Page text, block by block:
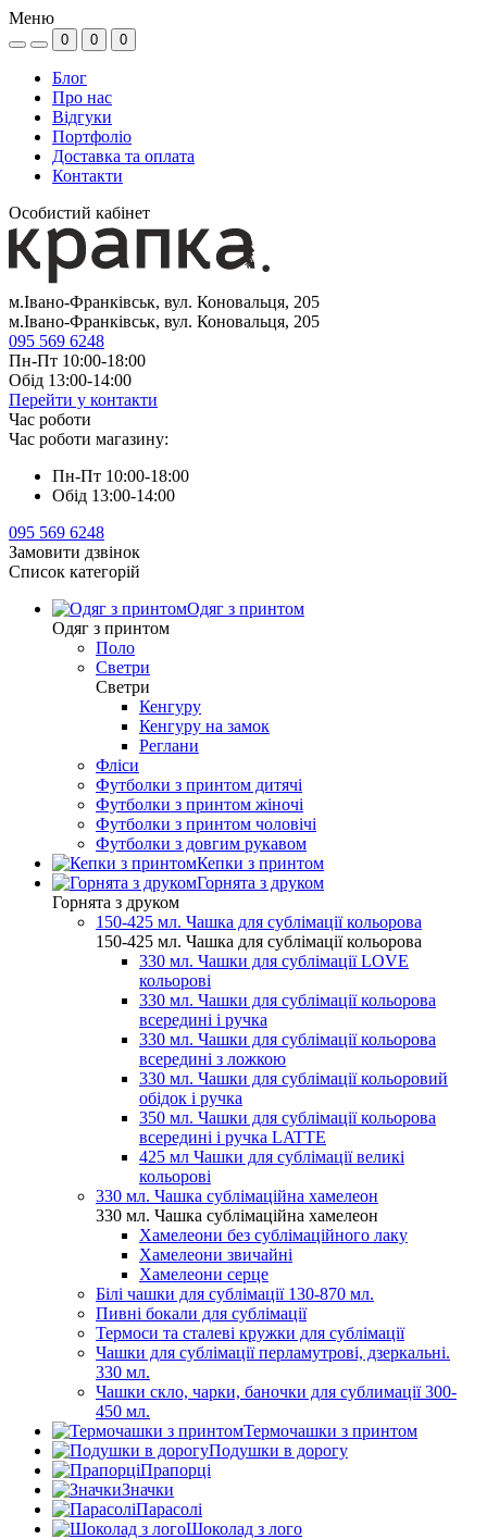
Меню
0 0 0
Блог
Про нас
Відгуки
Портфоліо
Доставка та оплата
Контакти
Особистий кабінет
м.Івано-Франківськ, вул. Коновальця, 205
м.Івано-Франківськ, вул. Коновальця, 205
095 569 6248
Пн-Пт 10:00-18:00
Обід 13:00-14:00
Перейти у контакти
Час роботи
Час роботи магазину:
Пн-Пт 10:00-18:00
Обід 13:00-14:00
095 569 6248
Замовити дзвінок
Список категорій
Одяг з принтом
Одяг з принтом
Поло
Светри
Светри
Кенгуру
Кенгуру на замок
Реглани
Фліси
Футболки з принтом дитячі
Футболки з принтом жіночі
Футболки з принтом чоловічі
Футболки з довгим рукавом
Кепки з принтом
Горнята з друком
Горнята з друком
150-425 мл. Чашка для сублімації кольорова
150-425 мл. Чашка для сублімації кольорова
330 мл. Чашки для сублімації LOVE
кольорові
330 мл. Чашки для сублімації кольорова
всередині і ручка
330 мл. Чашки для сублімації кольорова
всередині з ложкою
330 мл. Чашки для сублімації кольоровий
обідок і ручка
350 мл. Чашки для сублімації кольорова
всередині і ручка LATTE
425 мл Чашки для сублімації великі
кольорові
330 мл. Чашка сублімаційна хамелеон
330 мл. Чашка сублімаційна хамелеон
Хамелеони без сублімаційного лаку
Хамелеони звичайні
Хамелеони серце
Білі чашки для сублімації 130-870 мл.
Пивні бокали для сублімації
Термоси та сталеві кружки для сублімації
Чашки для сублімації перламутрові, дзеркальні.
330 мл.
Чашки скло, чарки, баночки для сублимації 300-
450 мл.
Термочашки з принтом
Подушки в дорогу
Прапорці
Значки
Парасолі
Шоколад з лого